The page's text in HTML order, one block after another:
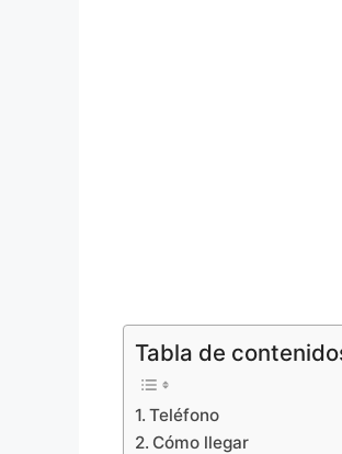
Tabla de
Teléfono
Cómo llegar